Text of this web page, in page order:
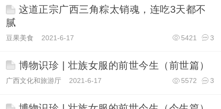
这道正宗广西三角粽太销魂，连吃3天都不
腻
豆果美食 2021-6-17 3
5421
博物识珍 | 壮族女服的前世今生（前世篇）
广西文化和旅游厅2021-6-17 3
5572